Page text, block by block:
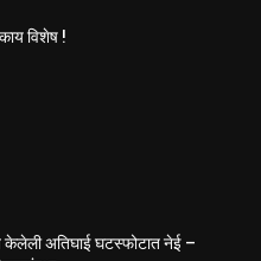
विशेष !
केलेली अतिघाई घटस्फोटात नेई –